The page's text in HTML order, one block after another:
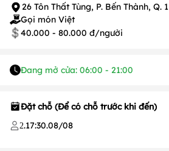
26 Tôn Thất Tùng, P. Bến Thành, Q. 1
Gọi món Việt
40.000 - 80.000 đ/người
Đang mở cửa: 06:00 - 21:00
Đặt chỗ (Để có chỗ trước khi đến)
2.17:30.08/08